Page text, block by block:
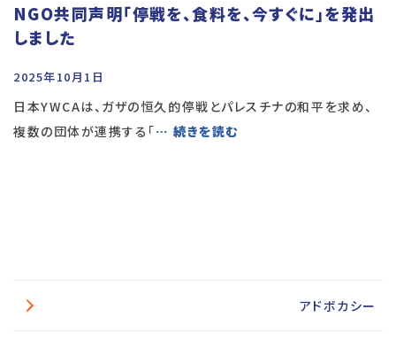
NGO共同声明「停戦を、食料を、今すぐに」を発出
しました
2025年10月1日
日本YWCAは、ガザの恒久的停戦とパレスチナの和平を求め、
複数の団体が連携する「… 続きを読む
アドボカシー